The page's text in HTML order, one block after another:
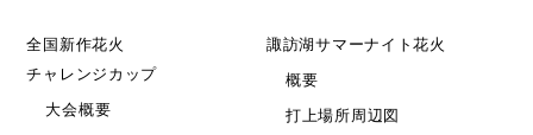
全国新作花火
チャレンジカップ
大会概要
諏訪湖サマーナイト花火
概要
打上場所周辺図